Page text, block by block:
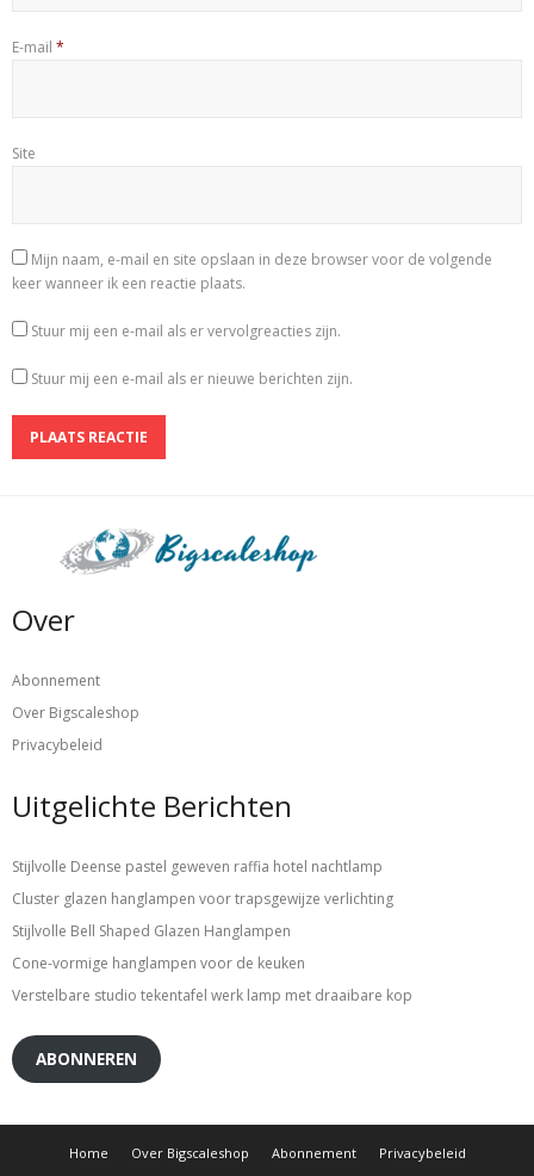
E-mail *
Site
Mijn naam, e-mail en site opslaan in deze browser voor de volgende
keer wanneer ik een reactie plaats.
Stuur mij een e-mail als er vervolgreacties zijn.
Stuur mij een e-mail als er nieuwe berichten zijn.
Over
Abonnement
Over Bigscaleshop
Privacybeleid
Uitgelichte Berichten
Stijlvolle Deense pastel geweven raffia hotel nachtlamp
Cluster glazen hanglampen voor trapsgewijze verlichting
Stijlvolle Bell Shaped Glazen Hanglampen
Cone-vormige hanglampen voor de keuken
Verstelbare studio tekentafel werk lamp met draaibare kop
ABONNEREN
Home Over Bigscaleshop Abonnement Privacybeleid